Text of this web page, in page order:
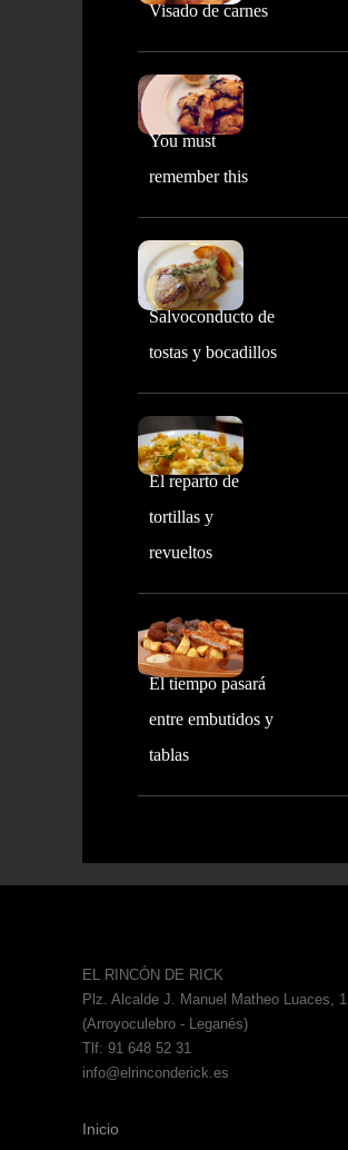
Visado de carnes
You must
remember this
Salvoconducto de
tostas y bocadillos
El reparto de
tortillas y
revueltos
El tiempo pasará
entre embutidos y
tablas
EL RINCÓN DE RICK
Plz. Alcalde J. Manuel Matheo Luaces, 1
(Arroyoculebro - Leganés)
Tlf: 91 648 52 31
info@elrinconderick.es
Inicio